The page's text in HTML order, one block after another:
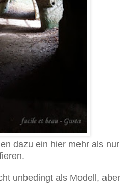
dazu ein hier mehr als nur
unbedingt als Modell, aber